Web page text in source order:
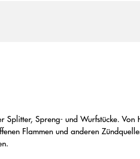
Splitter, Spreng- und Wurfstücke. Von
Flammen und anderen